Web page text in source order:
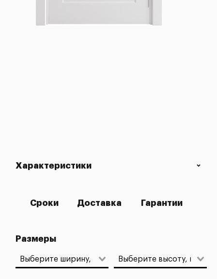
Характеристики
Гарантии
Доставка
Сроки
Размеры